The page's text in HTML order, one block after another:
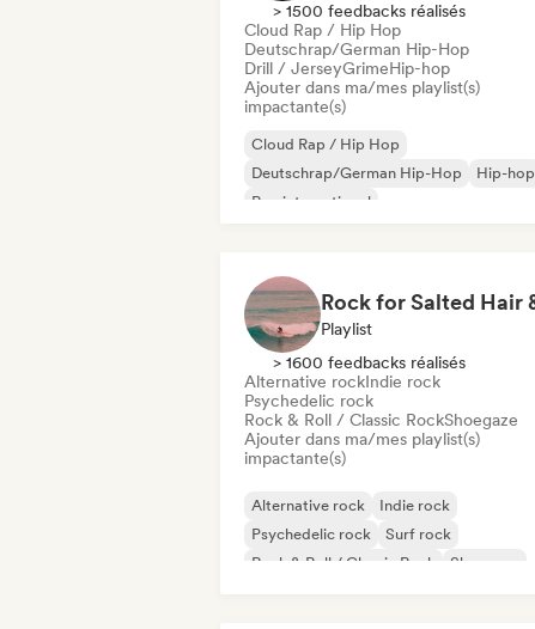
> 1500 feedbacks réalisés
Cloud Rap / Hip Hop
Deutschrap/German Hip-Hop
Drill / JerseyGrimeHip-hop
Ajouter dans ma/mes playlist(s)
impactante(s)
Cloud Rap / Hip Hop
Deutschrap/German Hip-Hop
Hip-hop
Rap international
Playlist
> 1600 feedbacks réalisés
Alternative rockIndie rock
Psychedelic rock
Rock & Roll / Classic RockShoegaze
Ajouter dans ma/mes playlist(s)
impactante(s)
Alternative rock
Indie rock
Psychedelic rock
Surf rock
Rock & Roll / Classic Rock
Shoegaze